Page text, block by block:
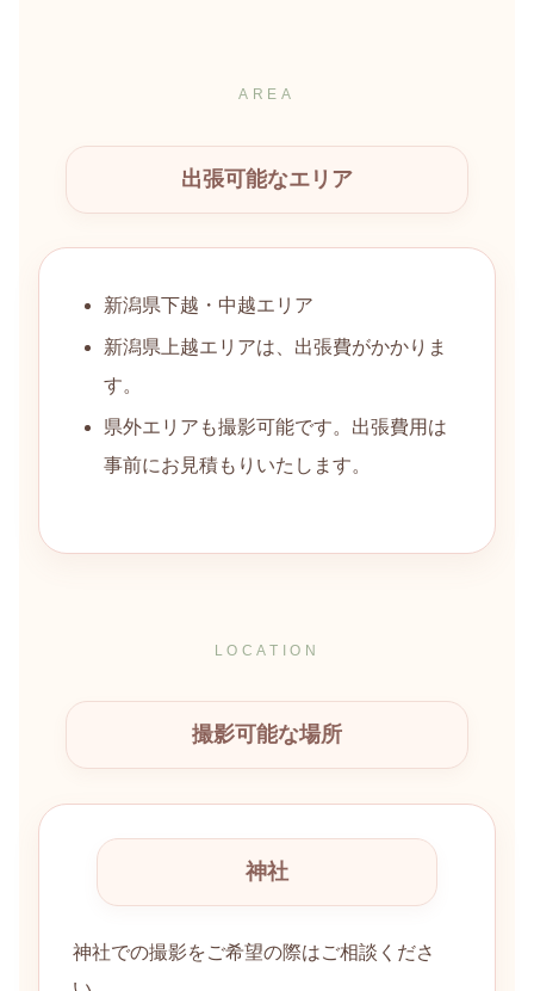
AREA
出張可能なエリア
新潟県下越・中越エリア
新潟県上越エリアは、出張費がかかりま
す。
県外エリアも撮影可能です。出張費用は
事前にお見積もりいたします。
LOCATION
撮影可能な場所
神社
神社での撮影をご希望の際はご相談くださ